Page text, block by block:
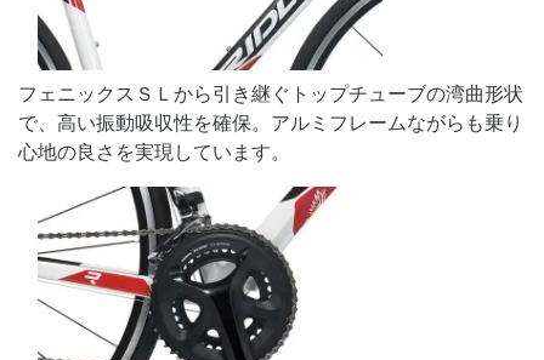
フェニックスＳＬから引き継ぐトップチューブの湾曲形状
で、高い振動吸収性を確保。アルミフレームながらも乗り
心地の良さを実現しています。